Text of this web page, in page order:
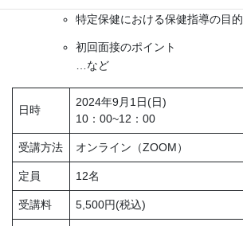
特定保健における保健指導の目的
初回面接のポイント
…など
日時
2024年9月1日(日)
10：00~12：00
受講方法 オンライン（ZOOM）
定員 12名
受講料 5,500円(税込)